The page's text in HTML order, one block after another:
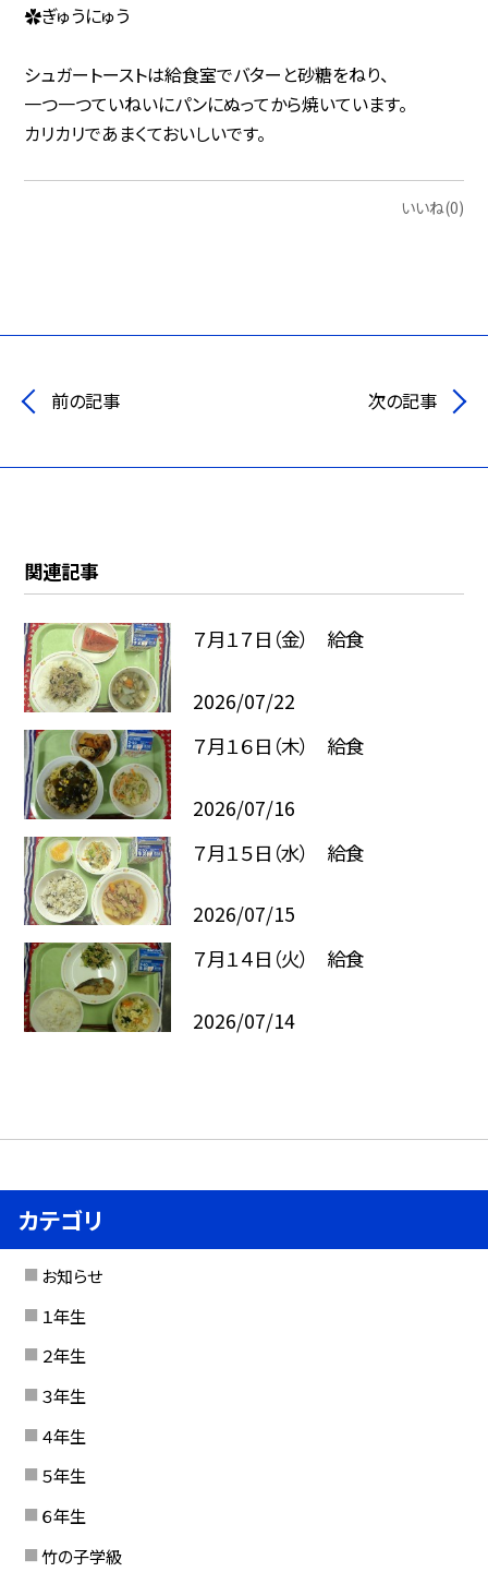
✿ぎゅうにゅう
シュガートーストは給食室でバターと砂糖をねり、
一つ一つていねいにパンにぬってから焼いています。
カリカリであまくておいしいです。
いいね(0)
前の記事 次の記事
関連記事
７月１７日（金） 給食
2026/07/22
７月１６日（木） 給食
2026/07/16
７月１５日（水） 給食
2026/07/15
７月１４日（火） 給食
2026/07/14
カテゴリ
お知らせ
１年生
２年生
３年生
４年生
５年生
６年生
竹の子学級